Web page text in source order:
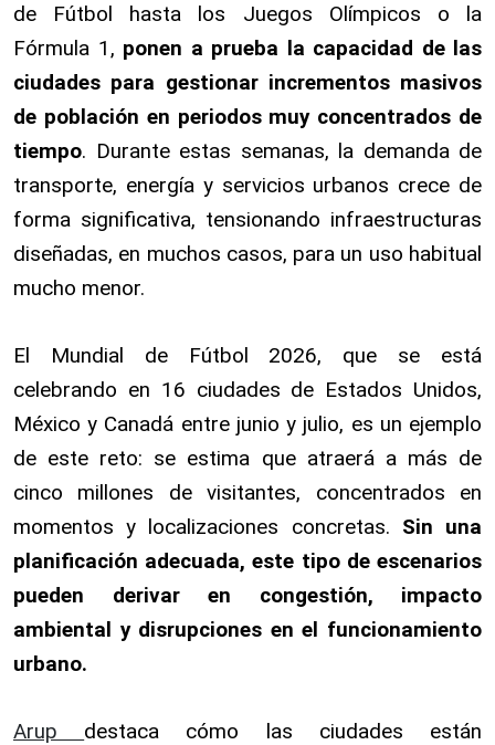
de Fútbol hasta los Juegos Olímpicos o la
Fórmula 1, ponen a prueba la capacidad de las
ciudades para gestionar incrementos masivos
de población en periodos muy concentrados de
tiempo. Durante estas semanas, la demanda de
transporte, energía y servicios urbanos crece de
forma significativa, tensionando infraestructuras
diseñadas, en muchos casos, para un uso habitual
mucho menor.
El Mundial de Fútbol 2026, que se está
celebrando en 16 ciudades de Estados Unidos,
México y Canadá entre junio y julio, es un ejemplo
de este reto: se estima que atraerá a más de
cinco millones de visitantes, concentrados en
momentos y localizaciones concretas. Sin una
planificación adecuada, este tipo de escenarios
pueden derivar en congestión, impacto
ambiental y disrupciones en el funcionamiento
urbano.
Arup destaca cómo las ciudades están